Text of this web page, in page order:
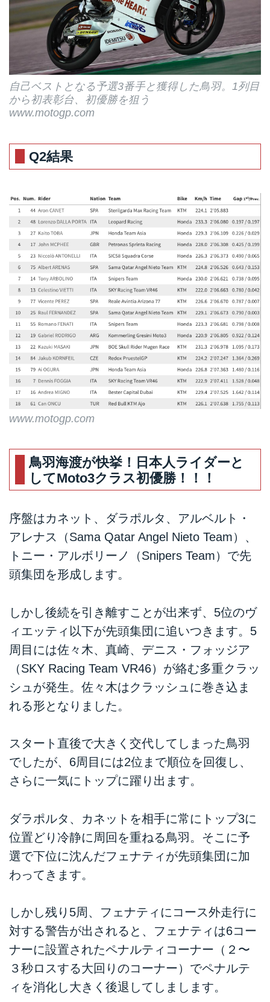
自己ベストとなる予選3番手と獲得した鳥羽。1列目
から初表彰台、初優勝を狙う
www.motogp.com
Q2結果
www.motogp.com
鳥羽海渡が快挙！日本人ライダーと
してMoto3クラス初優勝！！！
序盤はカネット、ダラポルタ、アルベルト・
アレナス（Sama Qatar Angel Nieto Team）、
トニー・アルボリーノ（Snipers Team）で先
頭集団を形成します。
しかし後続を引き離すことが出来ず、5位のヴ
ィエッティ以下が先頭集団に追いつきます。5
周目には佐々木、真崎、デニス・フォッジア
（SKY Racing Team VR46）が絡む多重クラッ
シュが発生。佐々木はクラッシュに巻き込ま
れる形となりました。
スタート直後で大きく交代してしまった鳥羽
でしたが、6周目には2位まで順位を回復し、
さらに一気にトップに躍り出ます。
ダラポルタ、カネットを相手に常にトップ3に
位置どり冷静に周回を重ねる鳥羽。そこに予
選で下位に沈んだフェナティが先頭集団に加
わってきます。
しかし残り5周、フェナティにコース外走行に
対する警告が出されると、フェナティは6コー
ナーに設置されたペナルティコーナー（２〜
３秒ロスする大回りのコーナー）でペナルテ
ィを消化し大きく後退してしまします。